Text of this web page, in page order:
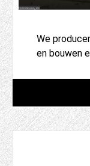
We
en bouwen